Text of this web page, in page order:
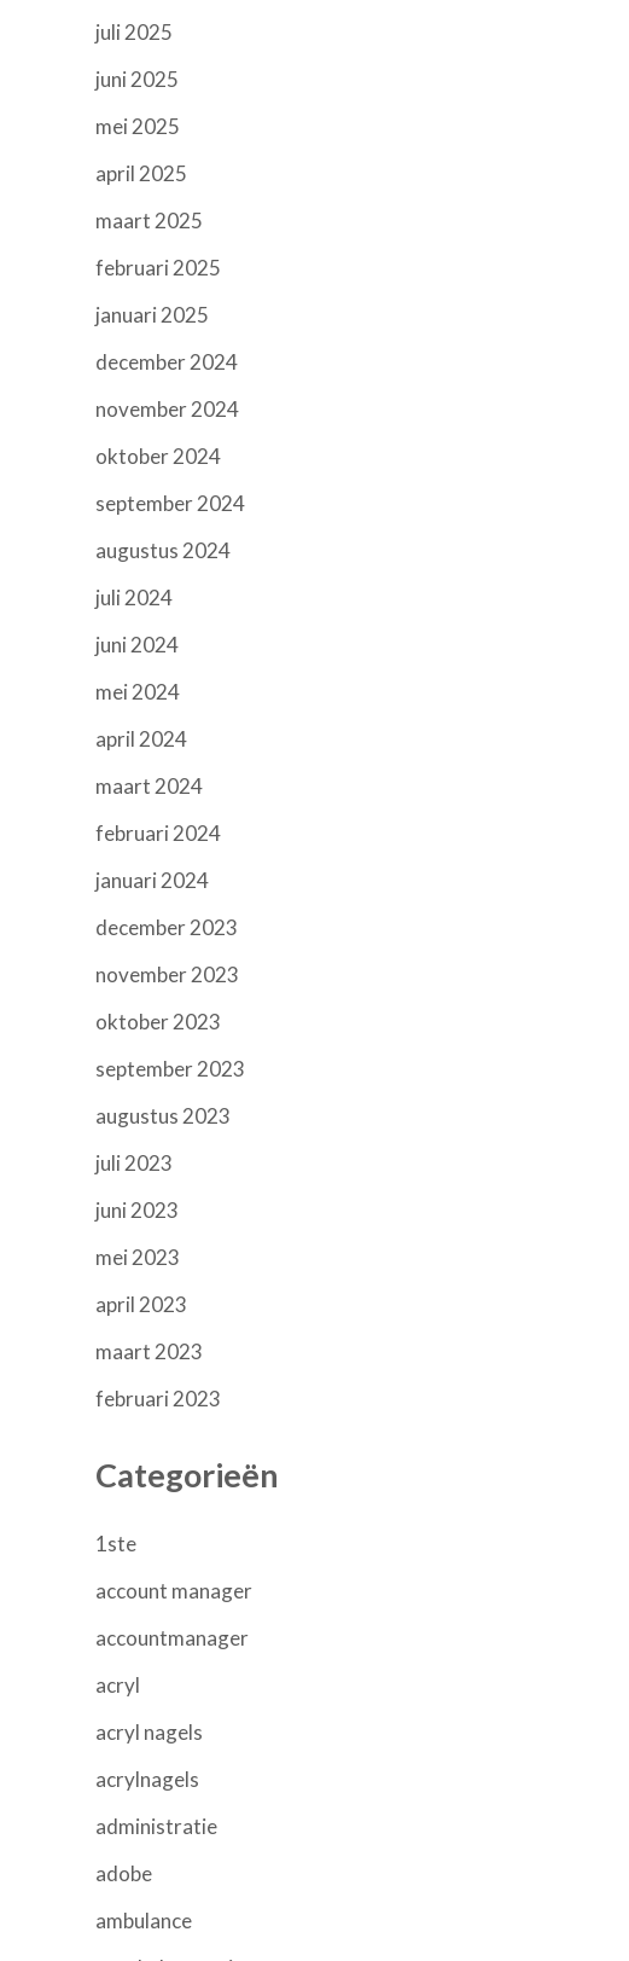
juli 2025
juni 2025
mei 2025
april 2025
maart 2025
februari 2025
januari 2025
december 2024
november 2024
oktober 2024
september 2024
augustus 2024
juli 2024
juni 2024
mei 2024
april 2024
maart 2024
februari 2024
januari 2024
december 2023
november 2023
oktober 2023
september 2023
augustus 2023
juli 2023
juni 2023
mei 2023
april 2023
maart 2023
februari 2023
Categorieën
1ste
account manager
accountmanager
acryl
acryl nagels
acrylnagels
administratie
adobe
ambulance